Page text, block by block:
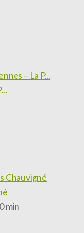
– La P...
Chauvigné
min